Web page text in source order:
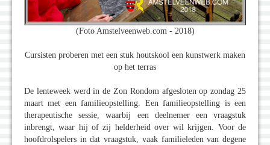
(Foto Amstelveenweb.com - 2018)
Cursisten proberen met een stuk houtskool een kunstwerk maken
op het terras
De lenteweek werd in de Zon Rondom afgesloten op zondag 25
maart met een familieopstelling. Een familieopstelling is een
therapeutische sessie, waarbij een deelnemer een vraagstuk
inbrengt, waar hij of zij helderheid over wil krijgen. Voor de
hoofdrolspelers in dat vraagstuk, vaak familieleden van degene